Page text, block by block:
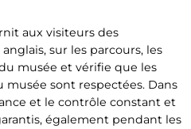
aux visiteurs des
sur les parcours, les
musée et vérifie que les
sont respectées. Dans
et le contrôle constant et
également pendant les